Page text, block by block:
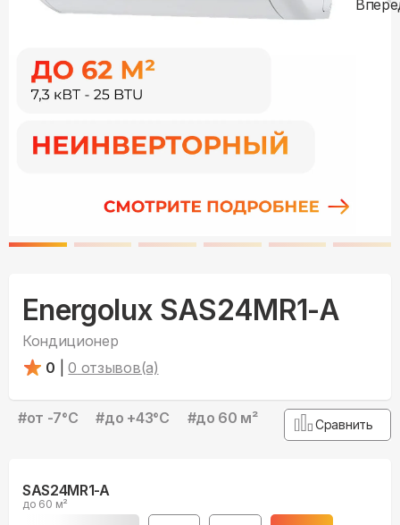
Energolux SAS24MR1-A
Кондиционер
0
0 отзывов(а)
#от -7°С #до +43°С #до 60 м² Сравнить
SAS24MR1-A
до 60 м²